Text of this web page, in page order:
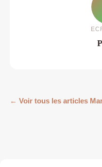
← Voir tous les articles